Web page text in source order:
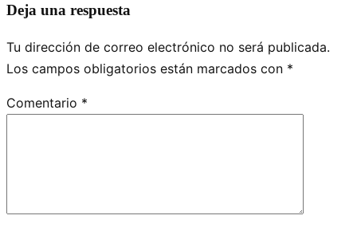
Deja una respuesta
Tu dirección de correo electrónico no será publicada.
Los campos obligatorios están marcados con *
Comentario *